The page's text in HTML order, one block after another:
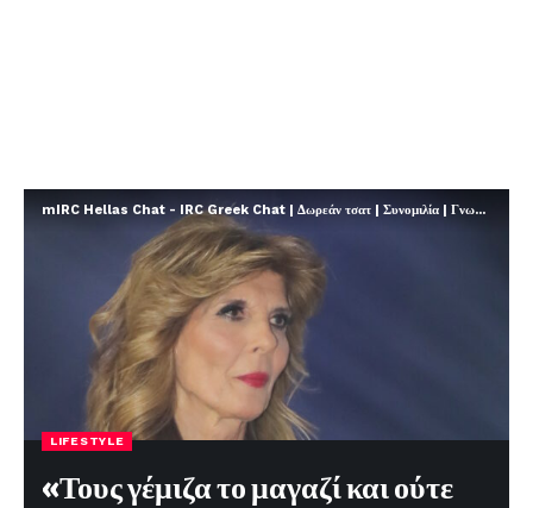
mIRC Hellas Chat - IRC Greek Chat | Δωρεάν τσατ | Συνομιλία | Γνωριμίες | FREE
LIFESTYLE
«Τους γέμιζα το μαγαζί και ούτε